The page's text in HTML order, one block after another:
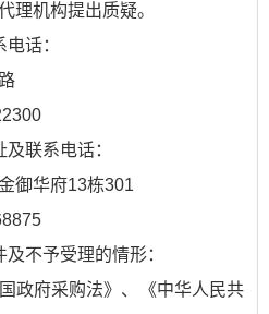
理机构提出质疑。
话：
联系电话：
御华府13栋301
及不予受理的情形：
政府采购法》、《中华人民共